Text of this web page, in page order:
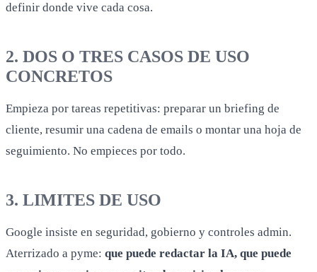
definir donde vive cada cosa.
2. DOS O TRES CASOS DE USO
CONCRETOS
Empieza por tareas repetitivas: preparar un briefing de
cliente, resumir una cadena de emails o montar una hoja de
seguimiento. No empieces por todo.
3. LIMITES DE USO
Google insiste en seguridad, gobierno y controles admin.
Aterrizado a pyme: que puede redactar la IA, que puede